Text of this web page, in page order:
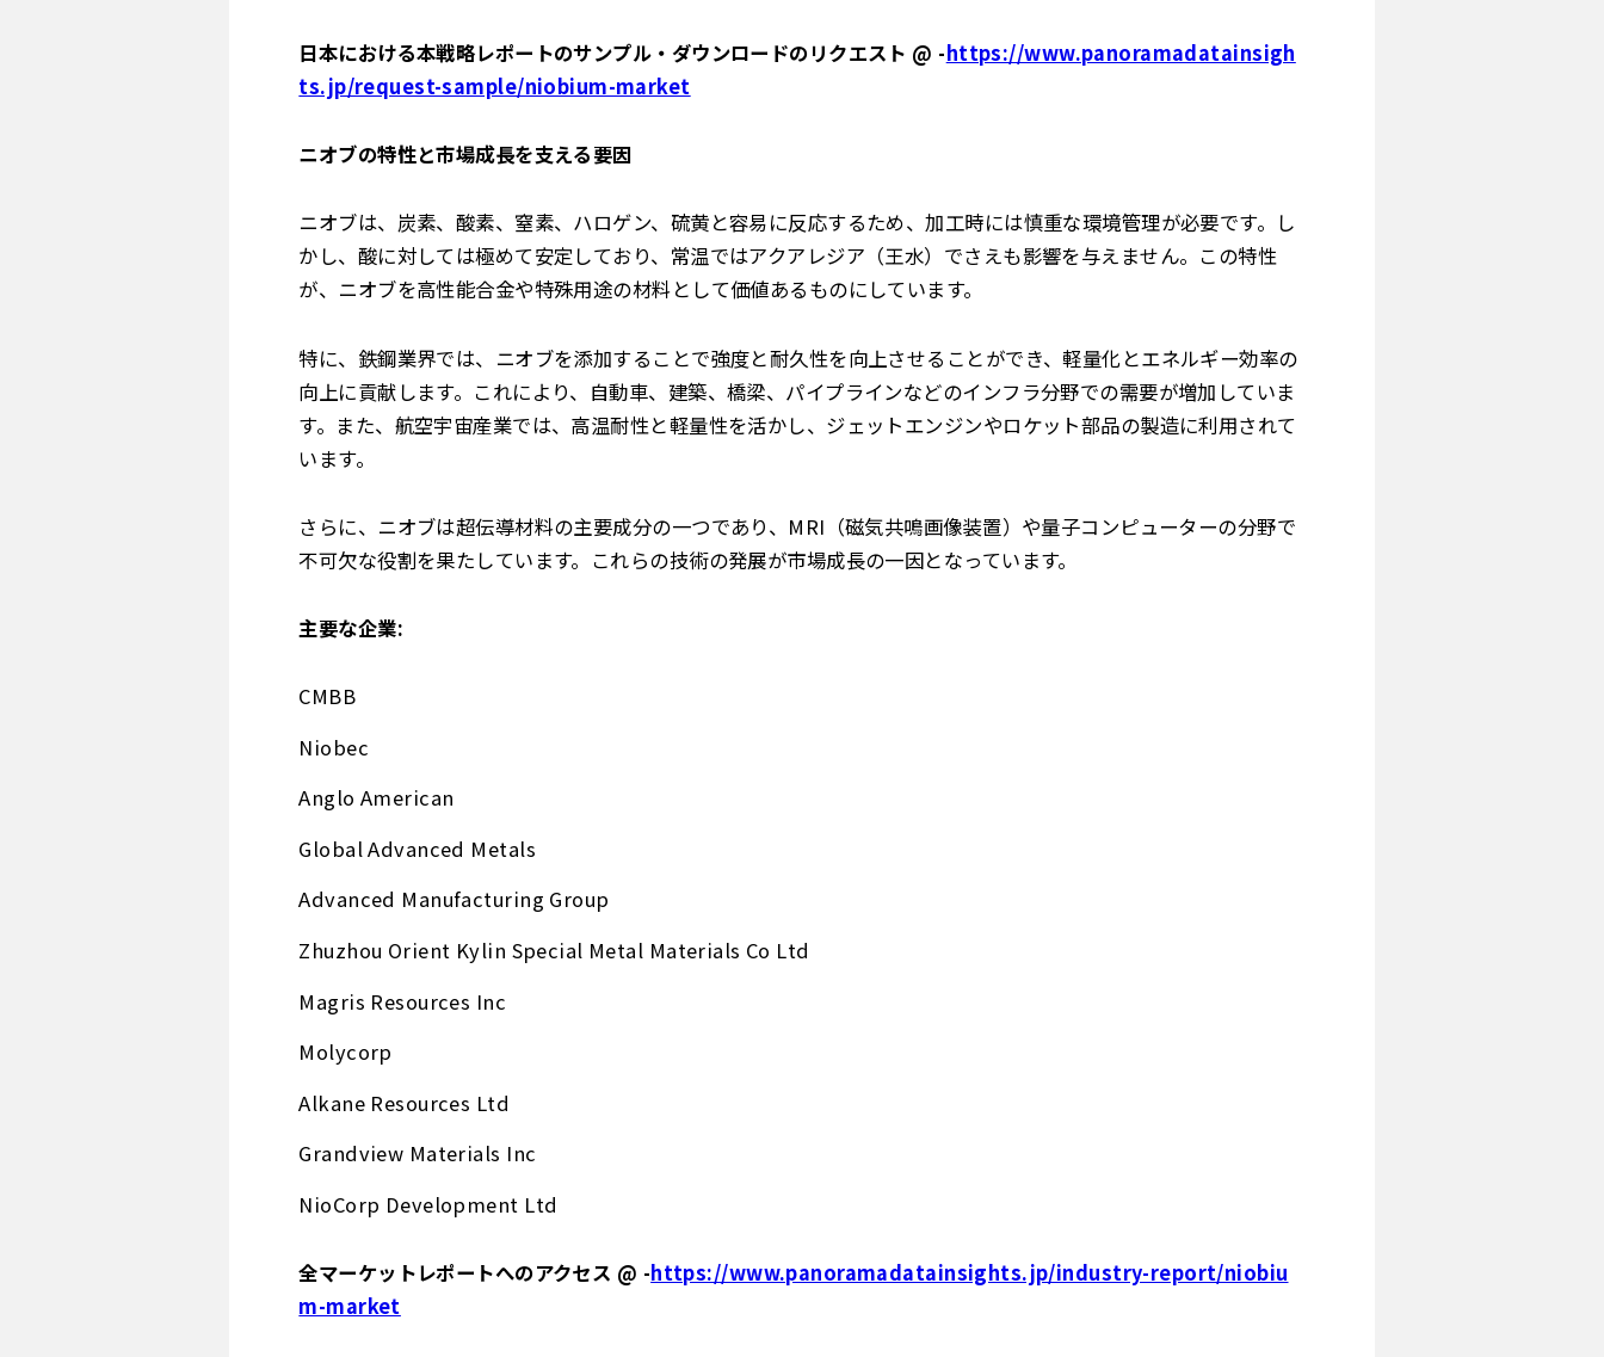
日本における本戦略レポートのサンプル・ダウンロードのリクエスト @ -https://www.panoramadatainsigh
ts.jp/request-sample/niobium-market
ニオブの特性と市場成長を支える要因
ニオブは、炭素、酸素、窒素、ハロゲン、硫黄と容易に反応するため、加工時には慎重な環境管理が必要です。し
かし、酸に対しては極めて安定しており、常温ではアクアレジア（王水）でさえも影響を与えません。この特性
が、ニオブを高性能合金や特殊用途の材料として価値あるものにしています。
特に、鉄鋼業界では、ニオブを添加することで強度と耐久性を向上させることができ、軽量化とエネルギー効率の
向上に貢献します。これにより、自動車、建築、橋梁、パイプラインなどのインフラ分野での需要が増加していま
す。また、航空宇宙産業では、高温耐性と軽量性を活かし、ジェットエンジンやロケット部品の製造に利用されて
います。
さらに、ニオブは超伝導材料の主要成分の一つであり、MRI（磁気共鳴画像装置）や量子コンピューターの分野で
不可欠な役割を果たしています。これらの技術の発展が市場成長の一因となっています。
主要な企業:
CMBB
Niobec
Anglo American
Global Advanced Metals
Advanced Manufacturing Group
Zhuzhou Orient Kylin Special Metal Materials Co Ltd
Magris Resources Inc
Molycorp
Alkane Resources Ltd
Grandview Materials Inc
NioCorp Development Ltd
全マーケットレポートへのアクセス @ -https://www.panoramadatainsights.jp/industry-report/niobiu
m-market